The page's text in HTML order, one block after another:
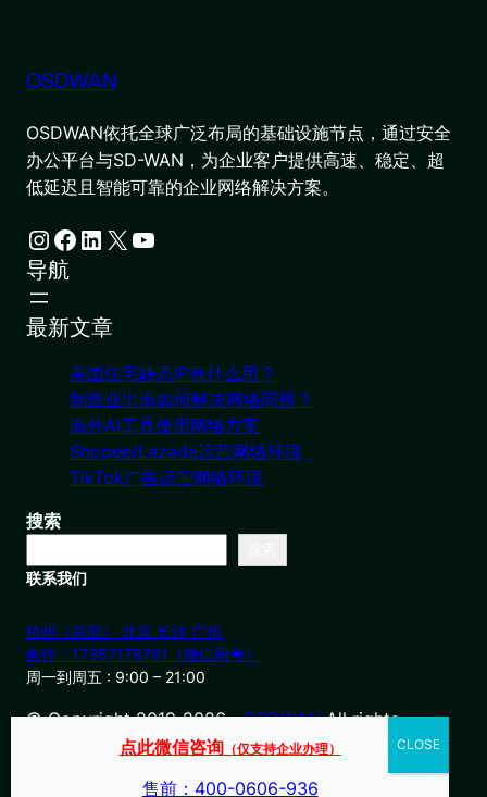
OSDWAN
OSDWAN依托全球广泛布局的基础设施节点，通过安全
办公平台与SD-WAN，为企业客户提供高速、稳定、超
低延迟且智能可靠的企业网络解决方案。
Instagram Facebook LinkedIn X YouTube
导航
最新文章
美国住宅静态IP有什么用？
制造业出海如何解决网络问题？
海外AI工具使用网络方案
Shopee/Lazada运营网络环境
TikTok广告运营网络环境
搜索
联系我们
杭州（总部） 北京 长沙 广州
合作：17357178761（微信同号）
周一到周五 : 9:00 – 21:00
© Copyright 2019-2026・OSDWANAll rights
点此微信咨询 （仅支持企业办理）
售前：400-0606-936